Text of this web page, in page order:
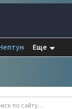
Еще